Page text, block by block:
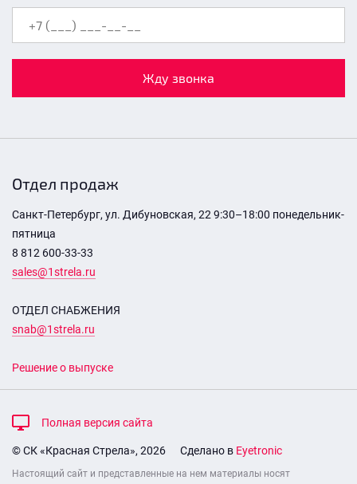
Жду звонка
Отдел продаж
Санкт-Петербург, ул. Дибуновская, 22 9:30–18:00 понедельник-
пятница
8 812 600-33-33
sales@1strela.ru
ОТДЕЛ СНАБЖЕНИЯ
snab@1strela.ru
Решение о выпуске
Полная версия сайта
© СК «Красная Стрела», 2026 Сделано в Eyetronic
Настоящий сайт и представленные на нем материалы носят